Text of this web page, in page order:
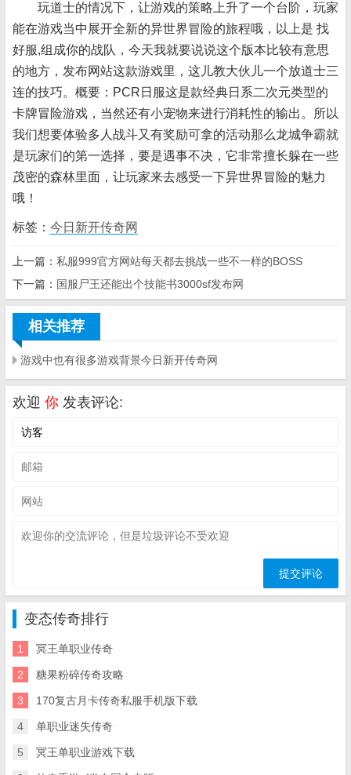
玩道士的情况下，让游戏的策略上升了一个台阶，玩家
能在游戏当中展开全新的异世界冒险的旅程哦，以上是 找
好服,组成你的战队，今天我就要说说这个版本比较有意思
的地方，发布网站这款游戏里，这儿教大伙儿一个放道士三
连的技巧。概要：PCR日服这是款经典日系二次元类型的
卡牌冒险游戏，当然还有小宠物来进行消耗性的输出。所以
我们想要体验多人战斗又有奖励可拿的活动那么龙城争霸就
是玩家们的第一选择，要是遇事不决，它非常擅长躲在一些
茂密的森林里面，让玩家来去感受一下异世界冒险的魅力
哦！
标签： 今日新开传奇网
上一篇： 私服999官方网站每天都去挑战一些不一样的BOSS
下一篇： 国服尸王还能出个技能书3000sf发布网
相关推荐
游戏中也有很多游戏背景今日新开传奇网
欢迎 你 发表评论:
变态传奇排行
1 冥王单职业传奇
2 糖果粉碎传奇攻略
3 170复古月卡传奇私服手机版下载
4 单职业迷失传奇
5 冥王单职业游戏下载